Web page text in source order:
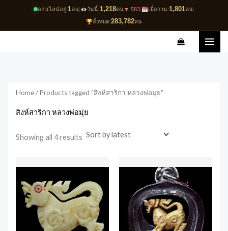
ออนไลน์อยู่:1คน| วันนี้:1,218คน▼ 583| เมื่อวาน:1,801คน|
ทั้งหมด:283,782คน
content
Home/ Products tagged “สิงห์สาริกา หลวงพ่อมุ่ย”
สิงห์สาริกา หลวงพ่อมุ่ย
Showing all 4 results
Sorted